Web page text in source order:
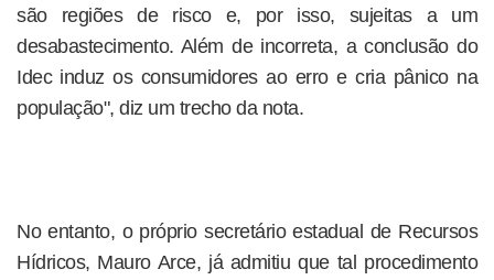
são regiões de risco e, por isso, sujeitas a um
desabastecimento. Além de incorreta, a conclusão do
Idec induz os consumidores ao erro e cria pânico na
população", diz um trecho da nota.
No entanto, o próprio secretário estadual de Recursos
Hídricos, Mauro Arce, já admitiu que tal procedimento